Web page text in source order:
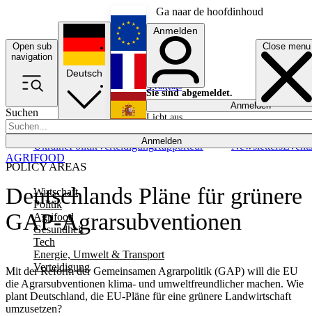
Ga naar de hoofdinhoud
Open sub
navigation
Close menu
Suchen
Anmelden
POLICY AREAS
Wirtschaft
Politik
Agrifood
Gesundheit
Tech
Energie, Umwelt & Transport
Verteidigung
UkrainePolitikVerteidigungRapporteur NewslettersEvents
Deutsch
English
Français
Anmelden
Sie sind abgemeldet.
Anmelden
Licht aus
Deutschlands Pläne für grünere
GAP-Agrarsubventionen
Mit der Reform der Gemeinsamen Agrarpolitik (GAP) will die EU
die Agrarsubventionen klima- und umweltfreundlicher machen. Wie
plant Deutschland, die EU-Pläne für eine grünere Landwirtschaft
umzusetzen?
AGRIFOOD